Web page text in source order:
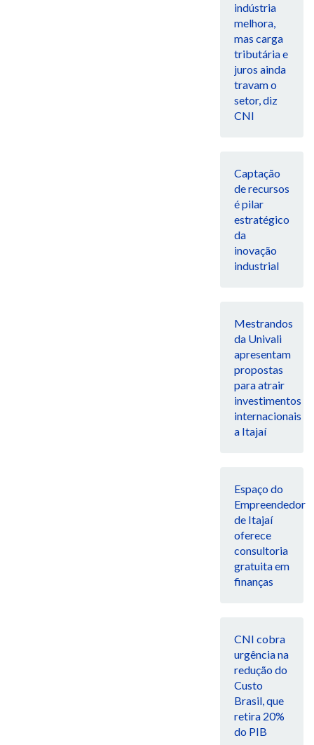
indústria
melhora,
mas carga
tributária e
juros ainda
travam o
setor, diz
CNI
Captação
de recursos
é pilar
estratégico
da
inovação
industrial
Mestrandos
da Univali
apresentam
propostas
para atrair
investimentos
internacionais
a Itajaí
Espaço do
Empreendedor
de Itajaí
oferece
consultoria
gratuita em
finanças
CNI cobra
urgência na
redução do
Custo
Brasil, que
retira 20%
do PIB